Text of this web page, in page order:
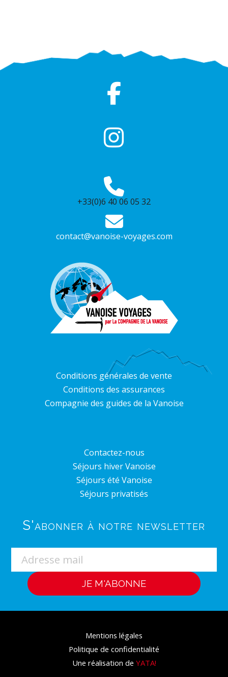
+33(0)6 40 06 05 32
contact@vanoise-voyages.com
Conditions générales de vente
Conditions des assurances
Compagnie des guides de la Vanoise
Contactez-nous
Séjours hiver Vanoise
Séjours été Vanoise
Séjours privatisés
S'abonner à notre newsletter
Mentions légales
Politique de confidentialité
Une réalisation de YATA!